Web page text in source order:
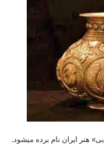
هنر ایران نام برده میشود.